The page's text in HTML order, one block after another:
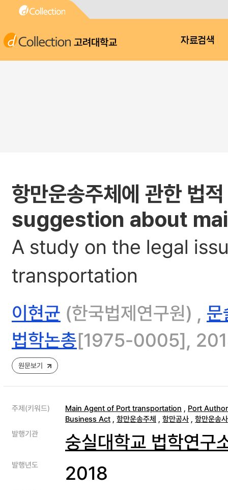
고려대학교 자료검색
항만운송주체에 관한
suggestion about
A study on the legal
transportation
이현균 (한국법제연구원) ,
법학논총[1975-0005],
원문보기
주제(키워드) Main Agent of Port transportation , Port
Business Act , 항만운송주체 , 항만공사 , 항만운송
발행기관
숭실대학교 법학연구
발행년도 2018